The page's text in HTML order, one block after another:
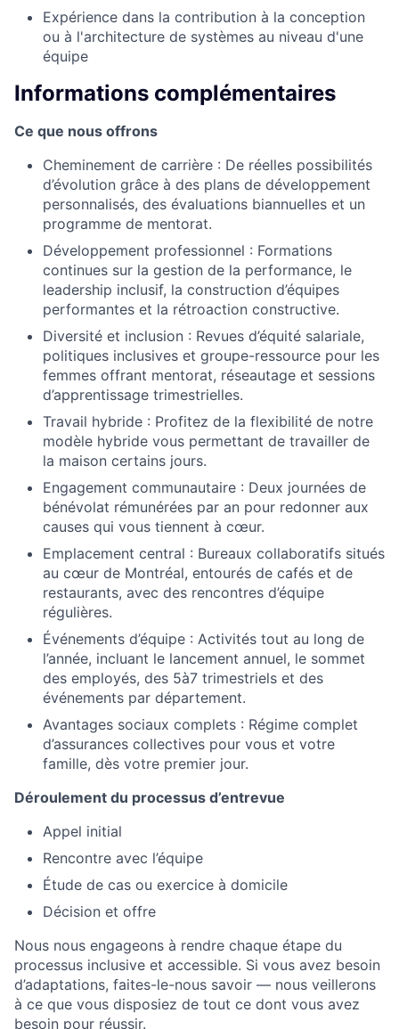
Expérience dans la contribution à la conception
ou à l'architecture de systèmes au niveau d'une
équipe
Informations complémentaires
Ce que nous offrons
Cheminement de carrière : De réelles possibilités
d’évolution grâce à des plans de développement
personnalisés, des évaluations biannuelles et un
programme de mentorat.
Développement professionnel : Formations
continues sur la gestion de la performance, le
leadership inclusif, la construction d’équipes
performantes et la rétroaction constructive.
Diversité et inclusion : Revues d’équité salariale,
politiques inclusives et groupe-ressource pour les
femmes offrant mentorat, réseautage et sessions
d’apprentissage trimestrielles.
Travail hybride : Profitez de la flexibilité de notre
modèle hybride vous permettant de travailler de
la maison certains jours.
Engagement communautaire : Deux journées de
bénévolat rémunérées par an pour redonner aux
causes qui vous tiennent à cœur.
Emplacement central : Bureaux collaboratifs situés
au cœur de Montréal, entourés de cafés et de
restaurants, avec des rencontres d’équipe
régulières.
Événements d’équipe : Activités tout au long de
l’année, incluant le lancement annuel, le sommet
des employés, des 5à7 trimestriels et des
événements par département.
Avantages sociaux complets : Régime complet
d’assurances collectives pour vous et votre
famille, dès votre premier jour.
Déroulement du processus d’entrevue
Appel initial
Rencontre avec l’équipe
Étude de cas ou exercice à domicile
Décision et offre
Nous nous engageons à rendre chaque étape du
processus inclusive et accessible. Si vous avez besoin
d’adaptations, faites-le-nous savoir — nous veillerons
à ce que vous disposiez de tout ce dont vous avez
besoin pour réussir.